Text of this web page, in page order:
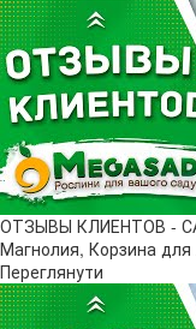
ОТЗЫВЫ КЛИЕНТОВ -
Магнолия, Корзина для
Переглянути